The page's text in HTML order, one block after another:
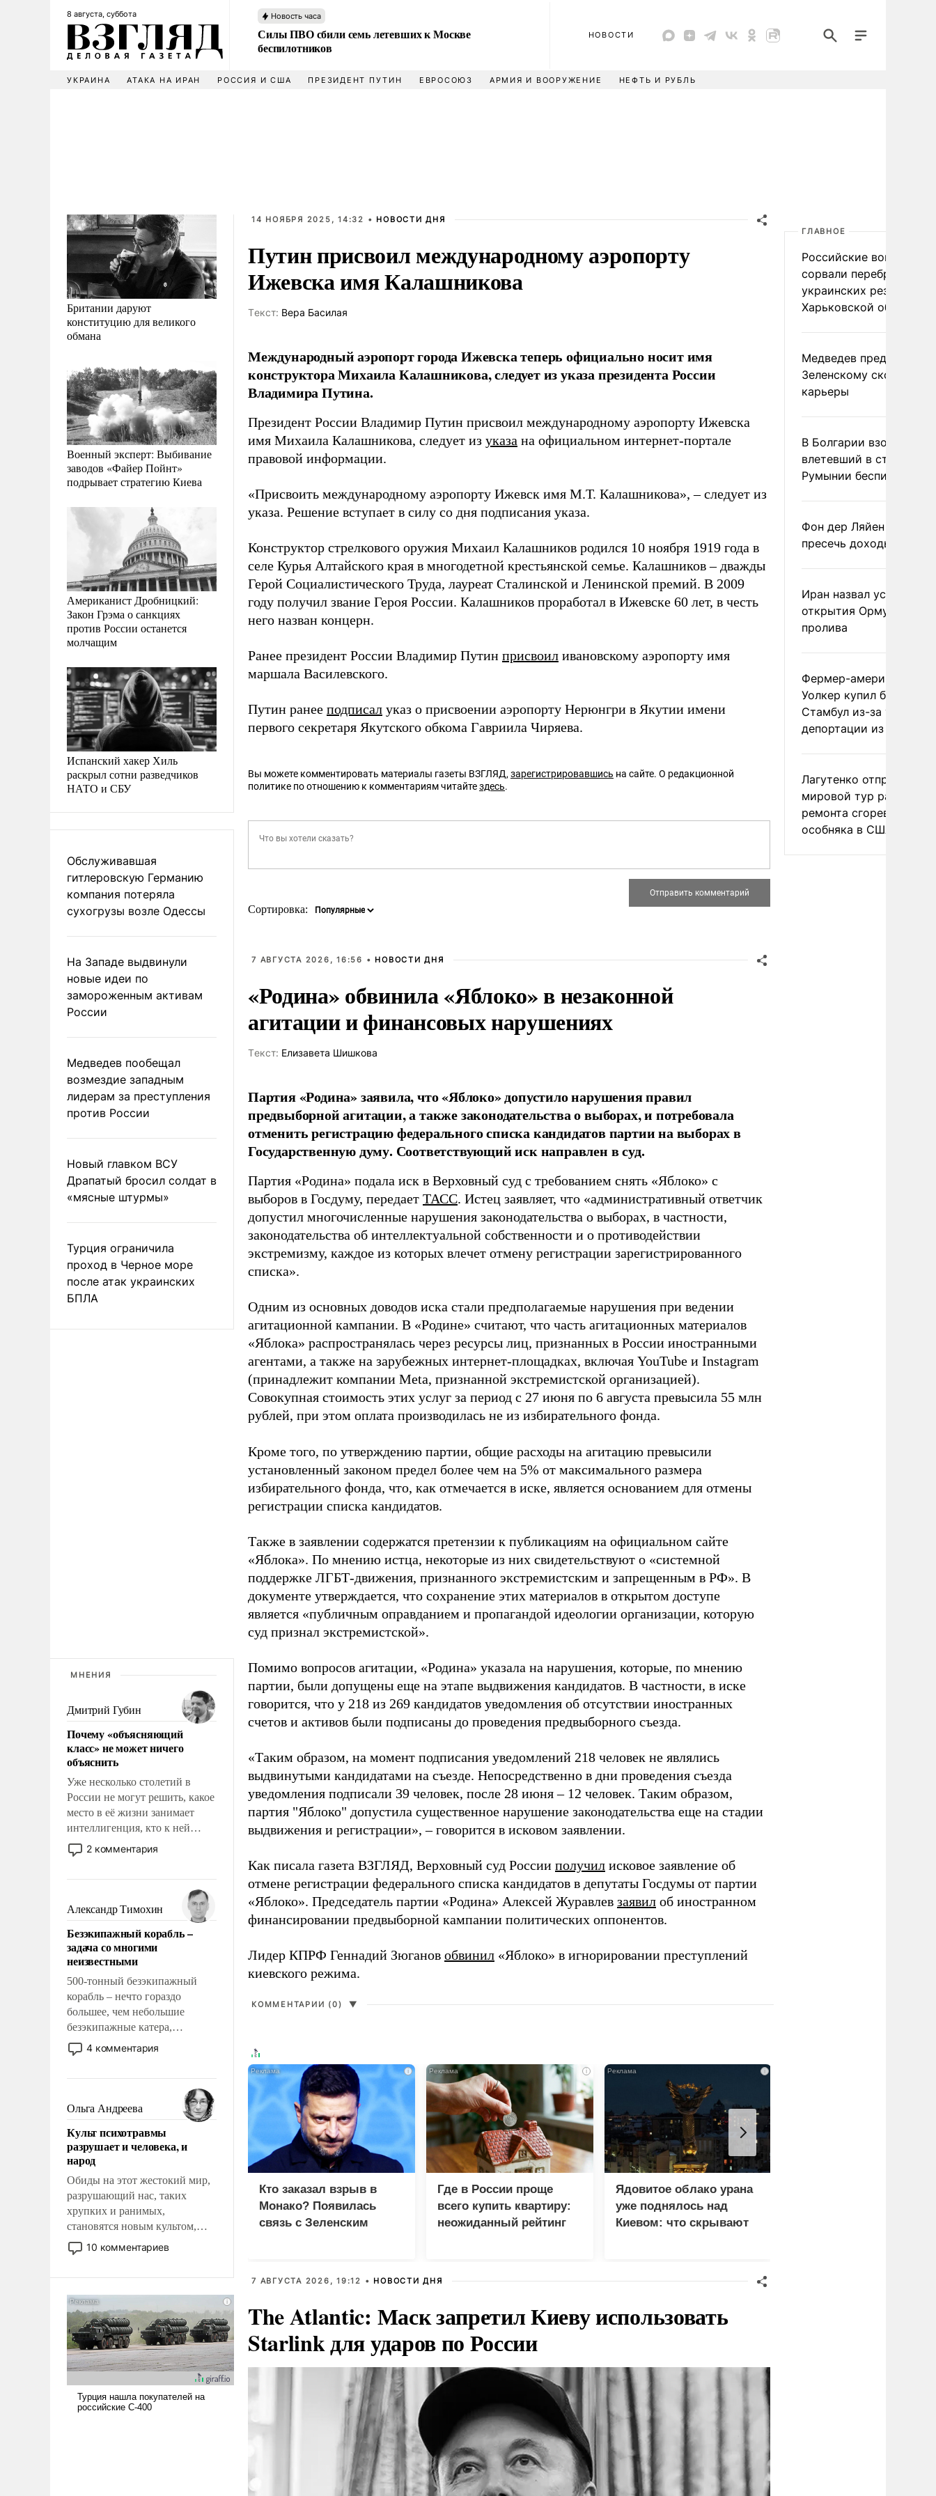
8 августа, суббота Новость часа
Силы ПВО сбили семь летевших к Москве
беспилотников
НОВОСТИ
УКРАИНА АТАКА НА ИРАН РОССИЯ И США ПРЕЗИДЕНТ ПУТИН ЕВРОСОЮЗ АРМИЯ И ВООРУЖЕНИЕ НЕФТЬ И РУБЛЬ
Британии даруют
конституцию для великого
обмана
Военный эксперт: Выбивание
заводов «Файер Пойнт»
подрывает стратегию Киева
Американист Дробницкий:
Закон Грэма о санкциях
против России останется
молчащим
Испанский хакер Хиль
раскрыл сотни разведчиков
НАТО и СБУ
Обслуживавшая
гитлеровскую Германию
компания потеряла
сухогрузы возле Одессы
На Западе выдвинули
новые идеи по
замороженным активам
России
Медведев пообещал
возмездие западным
лидерам за преступления
против России
Новый главком ВСУ
Драпатый бросил солдат в
«мясные штурмы»
Турция ограничила
проход в Черное море
после атак украинских
БПЛА
МНЕНИЯ
Дмитрий Губин
Почему «объясняющий
класс» не может ничего
объяснить
Уже несколько столетий в
России не могут решить, какое
место в её жизни занимает
интеллигенция, кто к ней
принадлежит, а кого из неё
исключили с правом
чем она отличается от просто
образованных людей. Иногда
казалось, что эти вопросы
решены раз и навсегда, но –
нет, не решены.
2 комментария
Александр Тимохин
Безэкипажный корабль –
задача со многими
неизвестными
500-тонный безэкипажный
корабль – нечто гораздо
большее, чем небольшие
безэкипажные катера,
применение которых уже
стало обыденностью. Задача по
сложна и амбициозна. Однако
и ее реализация радикально
поднимет наши боевые
возможности.
4 комментария
Ольга Андреева
Культ психотравмы
разрушает и человека, и
народ
Обиды на этот жестокий мир,
разрушающий нас, таких
хрупких и ранимых,
становятся новым культом,
постепенно вытесняя и
отменяя традиционное
ударами судьбы, брать на себя
ответственность, помогать
слабым, идти вперед и
адаптироваться.
10 комментариев
14 НОЯБРЯ 2025, 14:32 • НОВОСТИ ДНЯ
Путин присвоил международному аэропорту
Ижевска имя Калашникова
Tекст: Вера Басилая
Международный аэропорт города Ижевска теперь официально носит имя
конструктора Михаила Калашникова, следует из указа президента России
Владимира Путина.
Президент России Владимир Путин присвоил международному аэропорту Ижевска
имя Михаила Калашникова, следует из указа на официальном интернет-портале
правовой информации.
«Присвоить международному аэропорту Ижевск имя М.Т. Калашникова», – следует из
указа. Решение вступает в силу со дня подписания указа.
Конструктор стрелкового оружия Михаил Калашников родился 10 ноября 1919 года в
селе Курья Алтайского края в многодетной крестьянской семье. Калашников – дважды
Герой Социалистического Труда, лауреат Сталинской и Ленинской премий. В 2009
году получил звание Героя России. Калашников проработал в Ижевске 60 лет, в честь
него назван концерн.
Ранее президент России Владимир Путин присвоил ивановскому аэропорту имя
маршала Василевского.
Путин ранее подписал указ о присвоении аэропорту Нерюнгри в Якутии имени
первого секретаря Якутского обкома Гавриила Чиряева.
Вы можете комментировать материалы газеты ВЗГЛЯД, зарегистрировавшись на сайте. О редакционной
политике по отношению к комментариям читайтездесь.
Сортировка:
7 АВГУСТА 2026, 16:56 • НОВОСТИ ДНЯ
«Родина» обвинила «Яблоко» в незаконной
агитации и финансовых нарушениях
Tекст: Елизавета Шишкова
Партия «Родина» заявила, что «Яблоко» допустило нарушения правил
предвыборной агитации, а также законодательства о выборах, и потребовала
отменить регистрацию федерального списка кандидатов партии на выборах в
Государственную думу. Соответствующий иск направлен в суд.
Партия «Родина» подала иск в Верховный суд с требованием снять «Яблоко» с
выборов в Госдуму, передает ТАСС. Истец заявляет, что «административный ответчик
допустил многочисленные нарушения законодательства о выборах, в частности,
законодательства об интеллектуальной собственности и о противодействии
экстремизму, каждое из которых влечет отмену регистрации зарегистрированного
списка».
Одним из основных доводов иска стали предполагаемые нарушения при ведении
агитационной кампании. В «Родине» считают, что часть агитационных материалов
«Яблока» распространялась через ресурсы лиц, признанных в России иностранными
агентами, а также на зарубежных интернет-площадках, включая YouTube и Instagram
(принадлежит компании Meta, признанной экстремистской организацией).
Совокупная стоимость этих услуг за период с 27 июня по 6 августа превысила 55 млн
рублей, при этом оплата производилась не из избирательного фонда.
Кроме того, по утверждению партии, общие расходы на агитацию превысили
установленный законом предел более чем на 5% от максимального размера
избирательного фонда, что, как отмечается в иске, является основанием для отмены
регистрации списка кандидатов.
Также в заявлении содержатся претензии к публикациям на официальном сайте
«Яблока». По мнению истца, некоторые из них свидетельствуют о «системной
поддержке ЛГБТ-движения, признанного экстремистским и запрещенным в РФ». В
документе утверждается, что сохранение этих материалов в открытом доступе
является «публичным оправданием и пропагандой идеологии организации, которую
суд признал экстремистской».
Помимо вопросов агитации, «Родина» указала на нарушения, которые, по мнению
партии, были допущены еще на этапе выдвижения кандидатов. В частности, в иске
говорится, что у 218 из 269 кандидатов уведомления об отсутствии иностранных
счетов и активов были подписаны до проведения предвыборного съезда.
«Таким образом, на момент подписания уведомлений 218 человек не являлись
выдвинутыми кандидатами на съезде. Непосредственно в дни проведения съезда
уведомления подписали 39 человек, после 28 июня – 12 человек. Таким образом,
партия "Яблоко" допустила существенное нарушение законодательства еще на стадии
выдвижения и регистрации», – говорится в исковом заявлении.
Как писала газета ВЗГЛЯД, Верховный суд России получил исковое заявление об
отмене регистрации федерального списка кандидатов в депутаты Госдумы от партии
«Яблоко». Председатель партии «Родина» Алексей Журавлев заявил об иностранном
финансировании предвыборной кампании политических оппонентов.
Лидер КПРФ Геннадий Зюганов обвинил «Яблоко» в игнорировании преступлений
киевского режима.
КОММЕНТАРИИ (0) ▼
i
Кто заказал взрыв в
Монако? Появилась
связь с Зеленским
i
Где в России проще
всего купить квартиру:
неожиданный рейтинг
i
Ядовитое облако урана
уже поднялось над
Киевом: что скрывают
7 АВГУСТА 2026, 19:12 • НОВОСТИ ДНЯ
The Atlantic: Маск запретил Киеву использовать
Starlink для ударов по России
ГЛАВНОЕ
Российские войска
сорвали переброску
украинских резервов в
Харьковской области
Медведев предрек
Зеленскому скорый
карьеры
В Болгарии взорвался
влетевший в страну из
Румынии беспилотник
Фон дер Ляйен
пресечь доходы России
Иран назвал условие
открытия Ормузского
пролива
Фермер-американец
Уолкер купил билет в
Стамбул из-за угрозы
депортации из России
Лагутенко отправился в
мировой тур ради
ремонта сгоревшего
особняка в США